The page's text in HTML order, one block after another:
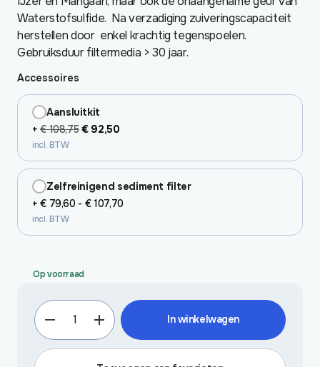
Waterstofsulfide. Na verzadiging zuiveringscapaciteit
herstellen door enkel krachtig tegenspoelen.
Gebruiksduur filtermedia > 30 jaar.
Accessoires
Aansluitkit
+€108,75Oorspronkelijke
was:
€ 108,75.
€92,50Huidige
is:
€ 92,50.
incl. BTW
Zelfreinigend sediment filter
+€79,60 - €107,70Prijsklasse:
tot
incl. BTW
Op voorraad
Pyrox-
R30
aantal
In winkelwagen